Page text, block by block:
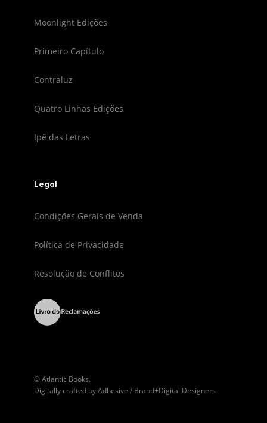
Moonlight Edições
Primeiro Capítulo
Contraluz
Quatro Linhas Edições
Ipê das Letras
Legal
Condições Gerais de Venda
Política de Privacidade
Resolução de Conflitos
© Atlantic Books.
Digitally crafted byAdhesive / Brand+Digital Designers